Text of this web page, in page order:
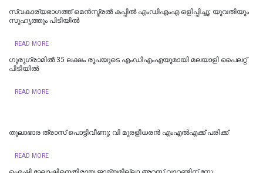
സ്വകാര്യഭാഗത്ത് മെൻസ്ട്രൽ കപ്പിൽ എംഡിഎംഎ ഒളിപ്പിച്ചു; യുവതിയും
സുഹൃത്തും പിടിയിൽ
READ MORE
ഗുരുഗ്രാമിൽ 35 ലക്ഷം രൂപയുടെ എംഡിഎംഎയുമായി മലയാളി പൈലറ്റ്
പിടിയില്‍
READ MORE
തുലാഭാര ത്രാസ് പൊട്ടിവീണു; വി മുരളീധരന്‍ എംഎല്‍എക്ക് പരിക്ക്
READ MORE